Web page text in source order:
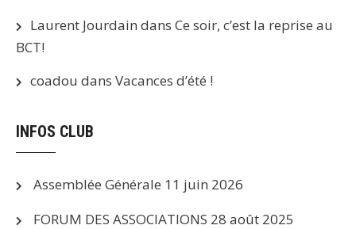
Laurent Jourdain dans Ce soir, c’est la reprise au
BCT!
coadou dans Vacances d’été !
INFOS CLUB
Assemblée Générale 11 juin 2026
FORUM DES ASSOCIATIONS 28 août 2025